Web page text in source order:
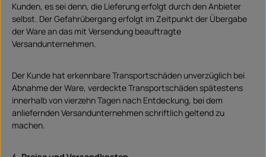
Kunden, es sei denn, die Lieferung erfolgt durch den Anbieter
selbst. Der Gefahrübergang erfolgt im Zeitpunkt der Übergabe
der Ware an das mit Versendung beauftragte
Versandunternehmen.
Der Kunde hat erkennbare Transportschäden unverzüglich bei
Abnahme der Ware, verdeckte Transportschäden spätestens
innerhalb von vierzehn Tagen nach Entdeckung, bei dem
anliefernden Versandunternehmen schriftlich geltend zu
machen.